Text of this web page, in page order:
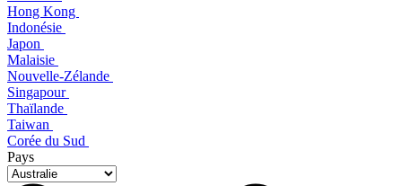
Hong Kong
Indonésie
Japon
Malaisie
Nouvelle-Zélande
Singapour
Thaïlande
Taiwan
Corée du Sud
Pays